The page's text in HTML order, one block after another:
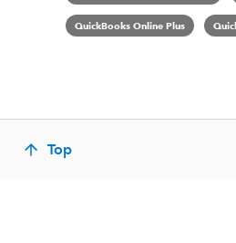
QuickBooks Online Plus
Top